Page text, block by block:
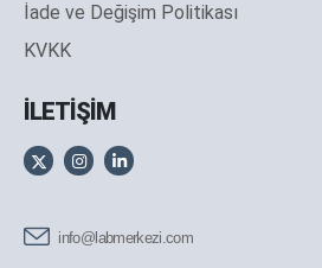
İade ve Değişim Politikası
KVKK
İLETİŞİM
info@labmerkezi.com